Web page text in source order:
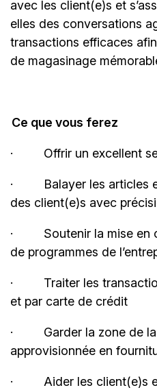
avec les client(e)s et
elles des conversations
transactions efficaces
de magasinage
Ce que vous ferez
· Offrir un excellent
·
Balayer les articles
des client(e)s avec
·
Soutenir la mise
de programmes de
·
Traiter les
et par carte de crédit
·
Garder la zone de
approvisionnée en
·
Aider les client(e)s